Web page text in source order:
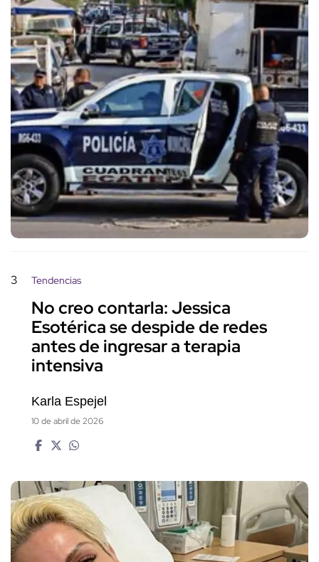
3 Tendencias
No creo contarla: Jessica
Esotérica se despide de redes
antes de ingresar a terapia
intensiva
Karla Espejel
10 de abril de 2026